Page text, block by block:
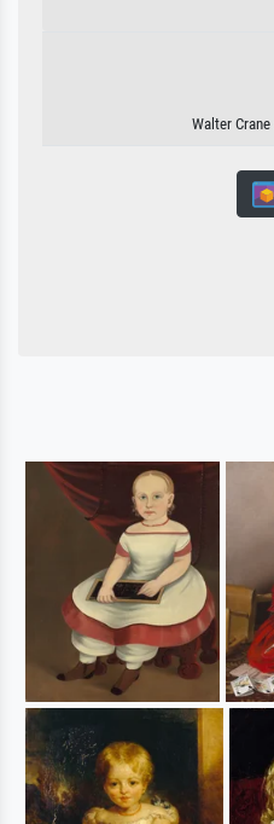
Walter